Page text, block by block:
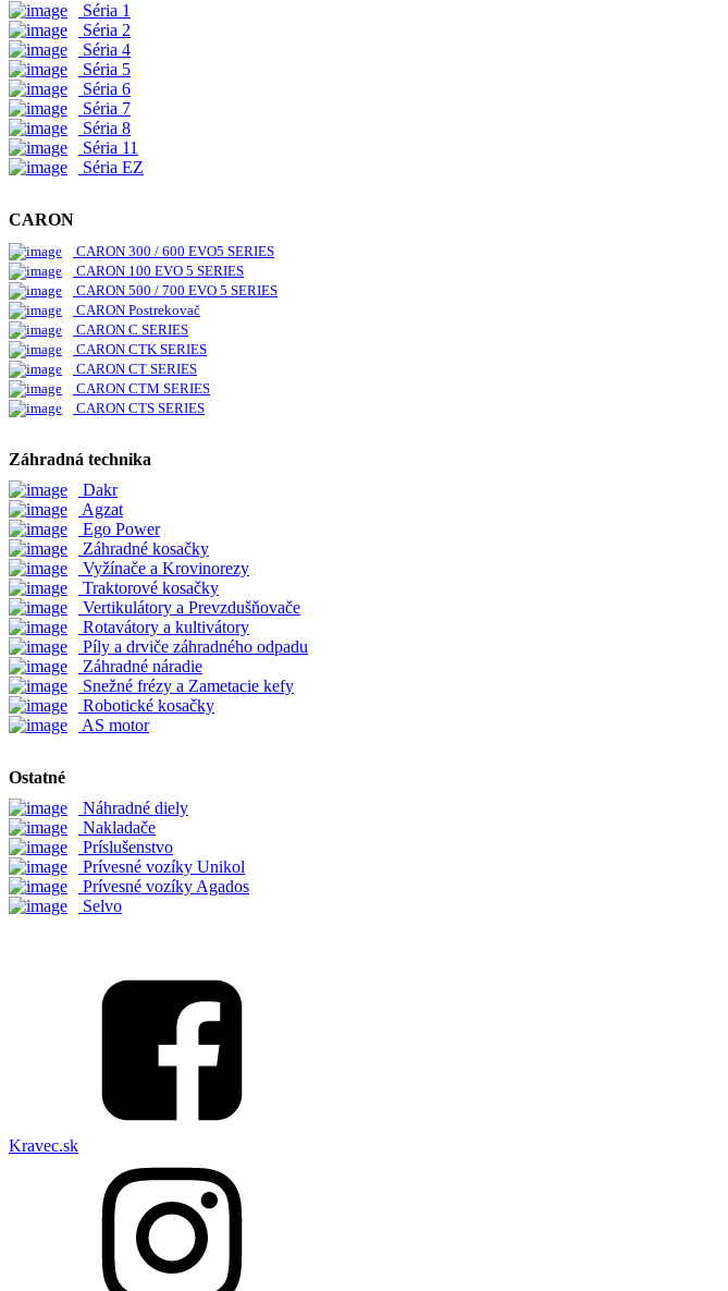
Séria 1
Séria 2
Séria 4
Séria 5
Séria 6
Séria 7
Séria 8
Séria 11
Séria EZ
CARON
CARON 300 / 600 EVO5 SERIES
CARON 100 EVO 5 SERIES
CARON 500 / 700 EVO 5 SERIES
CARON Postrekovač
CARON C SERIES
CARON CTK SERIES
CARON CT SERIES
CARON CTM SERIES
CARON CTS SERIES
Záhradná technika
Dakr
Agzat
Ego Power
Záhradné kosačky
Vyžínače a Krovinorezy
Traktorové kosačky
Vertikulátory a Prevzdušňovače
Rotavátory a kultivátory
Píly a drviče záhradného odpadu
Záhradné náradie
Snežné frézy a Zametacie kefy
Robotické kosačky
AS motor
Ostatné
Náhradné diely
Nakladače
Príslušenstvo
Prívesné vozíky Unikol
Prívesné vozíky Agados
Selvo
Kravec.sk